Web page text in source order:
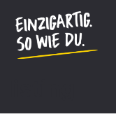
springen